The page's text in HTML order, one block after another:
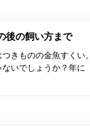
後の飼い方まで
きものの金魚すくい。
いでしょうか？年に